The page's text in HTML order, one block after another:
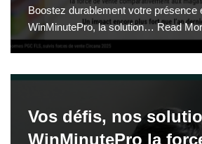
Boostez durablement votre présence
WinMinutePro, la solution…Read
Vos défis, nos
WinMinutePro la